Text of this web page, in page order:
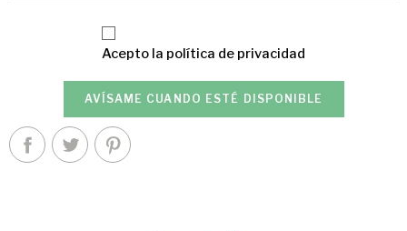
Acepto la política de privacidad
AVÍSAME CUANDO ESTÉ DISPONIBLE